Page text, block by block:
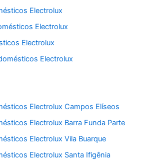
Electrolux
Electrolux
Electrolux
Electrolux
Electrolux Campos Elíseos
Electrolux Barra Funda Parte
Electrolux Vila Buarque
Electrolux Santa Ifigênia